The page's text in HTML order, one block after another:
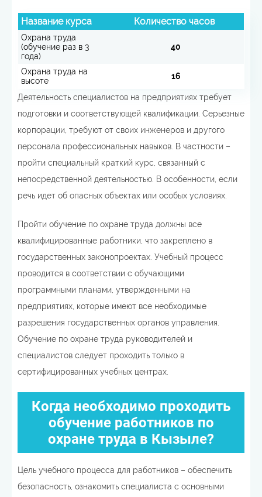
Название курса Количество часов
Охрана труда
(обучение раз в 3
года)
40
Охрана труда на
высоте
16
Деятельность специалистов на предприятиях требует
подготовки и соответствующей квалификации. Серьезные
корпорации, требуют от своих инженеров и другого
персонала профессиональных навыков. В частности –
пройти специальный краткий курс, связанный с
непосредственной деятельностью. В особенности, если
речь идет об опасных объектах или особых условиях.
Пройти обучение по охране труда должны все
квалифицированные работники, что закреплено в
государственных законопроектах. Учебный процесс
проводится в соответствии с обучающими
программными планами, утвержденными на
предприятиях, которые имеют все необходимые
разрешения государственных органов управления.
Обучение по охране труда руководителей и
специалистов следует проходить только в
сертифицированных учебных центрах.
Когда необходимо проходить
обучение работников по
охране труда в Кызыле?
Цель учебного процесса для работников – обеспечить
безопасность, ознакомить специалиста с основными